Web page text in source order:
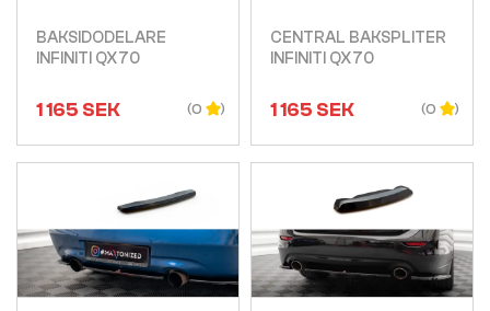
BAKSIDODELARE
INFINITI QX70
1 165 SEK (0
CENTRAL BAKSPLITER
INFINITI QX70
1 165 SEK (0
Visa Visa